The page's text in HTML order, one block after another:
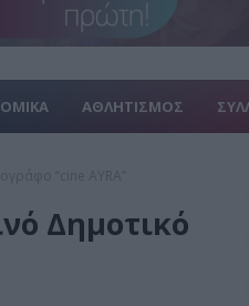
ΑΘΛΗΤΙΣΜΟΣ
Δημοτικό